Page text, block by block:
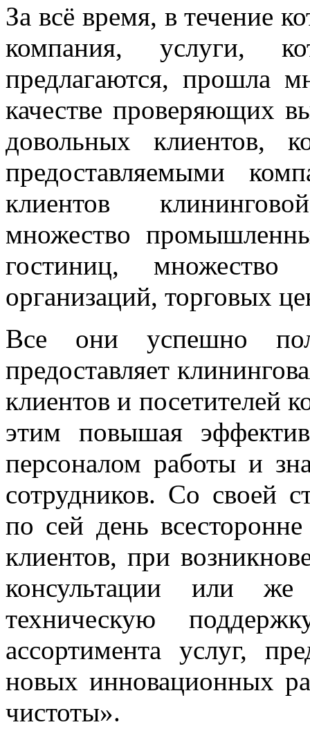
За всё время, в течение
компания, услуги,
предлагаются, прошла
качестве проверяющих
довольных клиентов,
предоставляемыми
клиентов
множество
гостиниц,
организаций, торговых
Все они успешно
предоставляет
клиентов и посетителей
этим повышая
персоналом работы и
сотрудников. Со своей
по сей день
клиентов, при
консультации или же
техническую
ассортимента услуг,
новых инновационных
чистоты».